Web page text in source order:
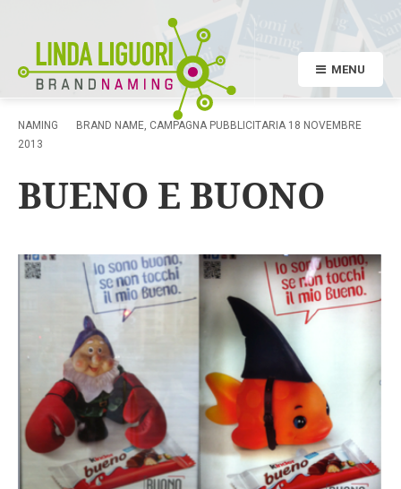
MENU
NAMING BRAND NAME, CAMPAGNA PUBBLICITARIA 18 NOVEMBRE
2013
BUENO E BUONO